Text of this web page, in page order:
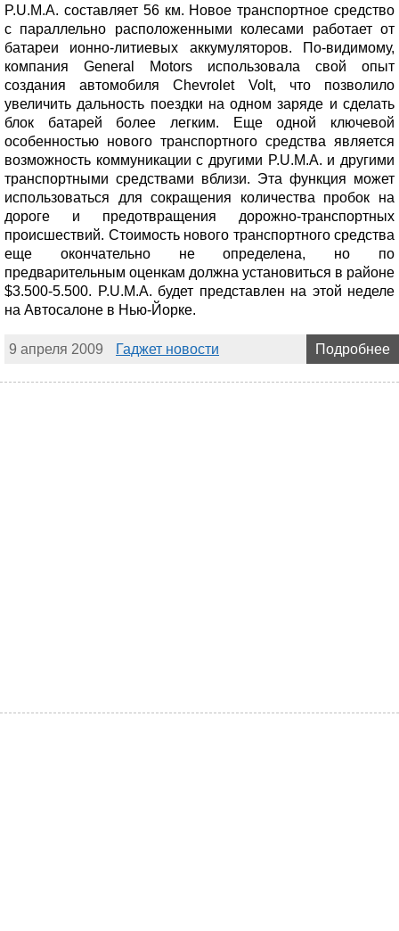
P.U.M.A. составляет 56 км. Новое транспортное средство
с параллельно расположенными колесами работает от
батареи ионно-литиевых аккумуляторов. По-видимому,
компания General Motors использовала свой опыт
создания автомобиля Chevrolet Volt, что позволило
увеличить дальность поездки на одном заряде и сделать
блок батарей более легким. Еще одной ключевой
особенностью нового транспортного средства является
возможность коммуникации с другими P.U.M.A. и другими
транспортными средствами вблизи. Эта функция может
использоваться для сокращения количества пробок на
дороге и предотвращения дорожно-транспортных
происшествий. Стоимость нового транспортного средства
еще окончательно не определена, но по
предварительным оценкам должна установиться в районе
$3.500-5.500. P.U.M.A. будет представлен на этой неделе
на Автосалоне в Нью-Йорке.
9 апреля 2009 Гаджет новости Подробнее